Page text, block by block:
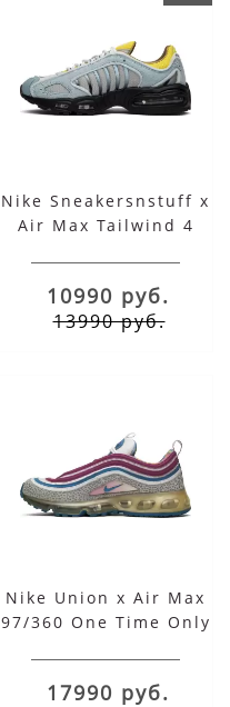
Nike Sneakersnstuff x
Air Max Tailwind 4
10990 руб.
13990 руб.
Nike Union x Air Max
97/360 One Time Only
17990 руб.